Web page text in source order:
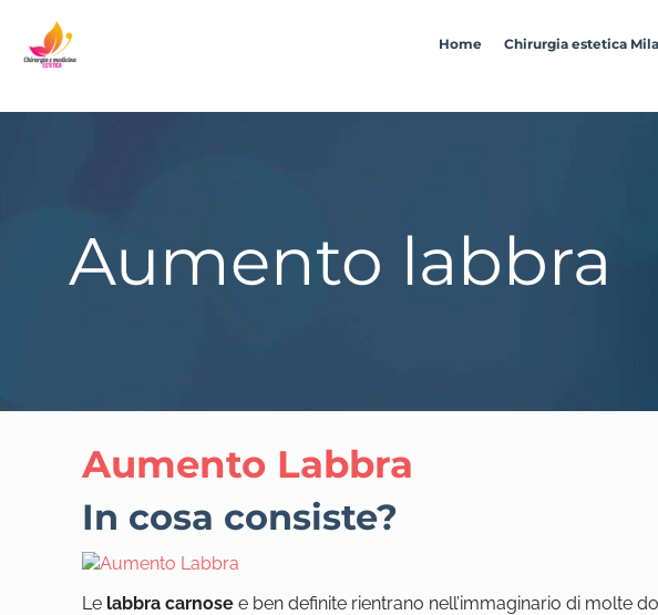
Home Chirurgia estetica
Aumento labbra
Aumento Labbra
In cosa consiste?
Le labbra carnose e ben definite rientrano nell’immaginario di molte